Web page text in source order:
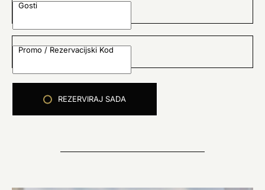
Gosti
Promo / Rezervacijski Kod
REZERVIRAJ SADA